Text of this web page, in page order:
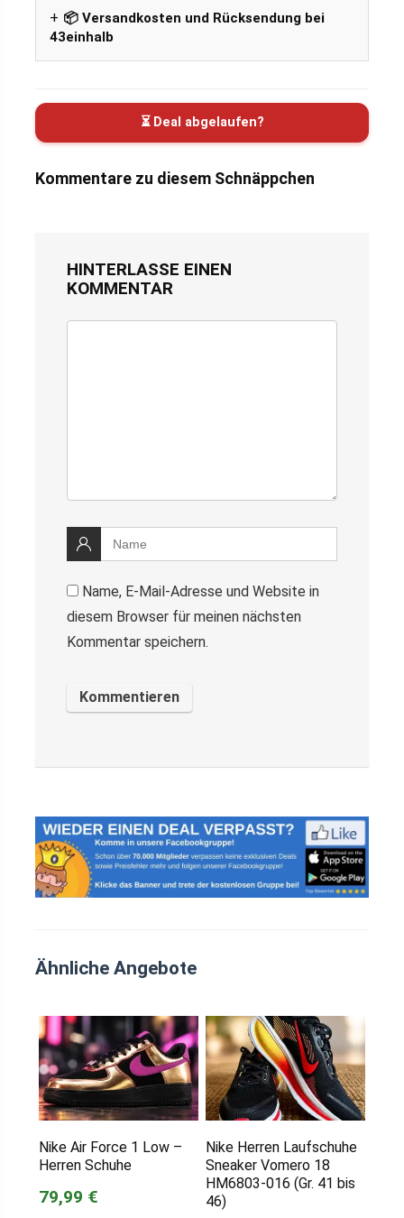
📦 Versandkosten und Rücksendung bei
43einhalb
⏳ Deal abgelaufen?
Kommentare zu diesem Schnäppchen
HINTERLASSE EINEN
KOMMENTAR
Name, E-Mail-Adresse und Website in
diesem Browser für meinen nächsten
Kommentar speichern.
Ähnliche Angebote
Nike Air Force 1 Low –
Herren Schuhe
79,99 €
Nike Herren Laufschuhe
Sneaker Vomero 18
HM6803-016 (Gr. 41 bis
46)